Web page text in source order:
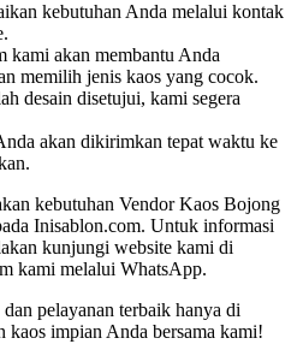
kebutuhan Anda melalui kontak
kami akan membantu Anda
memilih jenis kaos yang cocok.
desain disetujui, kami segera
akan dikirimkan tepat waktu ke
kebutuhan Vendor Kaos Bojong
Inisablon.com. Untuk informasi
kunjungi website kami di
kami melalui WhatsApp.
pelayanan terbaik hanya di
impian Anda bersama kami!